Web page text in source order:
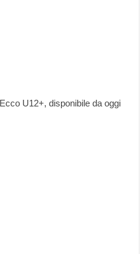
U12+, disponibile da oggi